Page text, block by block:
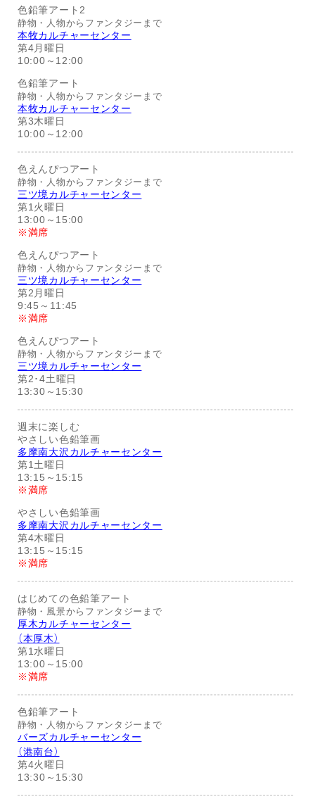
色鉛筆アート2
静物・人物からファンタジーまで
本牧カルチャーセンター
第4月曜日
10:00～12:00
色鉛筆アート
静物・人物からファンタジーまで
本牧カルチャーセンター
第3木曜日
10:00～12:00
色えんぴつアート
静物・人物からファンタジーまで
三ツ境カルチャーセンター
第1火曜日
13:00～15:00
※満席
色えんぴつアート
静物・人物からファンタジーまで
三ツ境カルチャーセンター
第2月曜日
9:45～11:45
※満席
色えんぴつアート
静物・人物からファンタジーまで
三ツ境カルチャーセンター
第2･4土曜日
13:30～15:30
週末に楽しむ
やさしい色鉛筆画
多摩南大沢カルチャーセンター
第1土曜日
13:15～15:15
※満席
やさしい色鉛筆画
多摩南大沢カルチャーセンター
第4木曜日
13:15～15:15
※満席
はじめての色鉛筆アート
静物・風景からファンタジーまで
厚木カルチャーセンター
（本厚木）
第1水曜日
13:00～15:00
※満席
色鉛筆アート
静物・人物からファンタジーまで
バーズカルチャーセンター
（港南台）
第4火曜日
13:30～15:30